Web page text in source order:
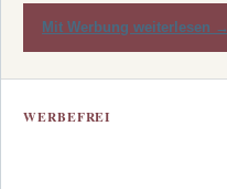
Mit Werbung weiterlesen →
WERBEFREI